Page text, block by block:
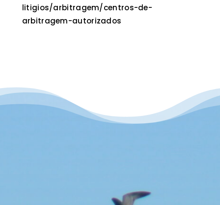
litigios/arbitragem/centros-de-
arbitragem-autorizados